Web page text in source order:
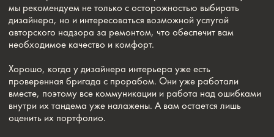
ЭТАПЫ РЕМОНТА
КВАРТИРЫ
Перед ремонтом квартиры сначала нужно получить на руки